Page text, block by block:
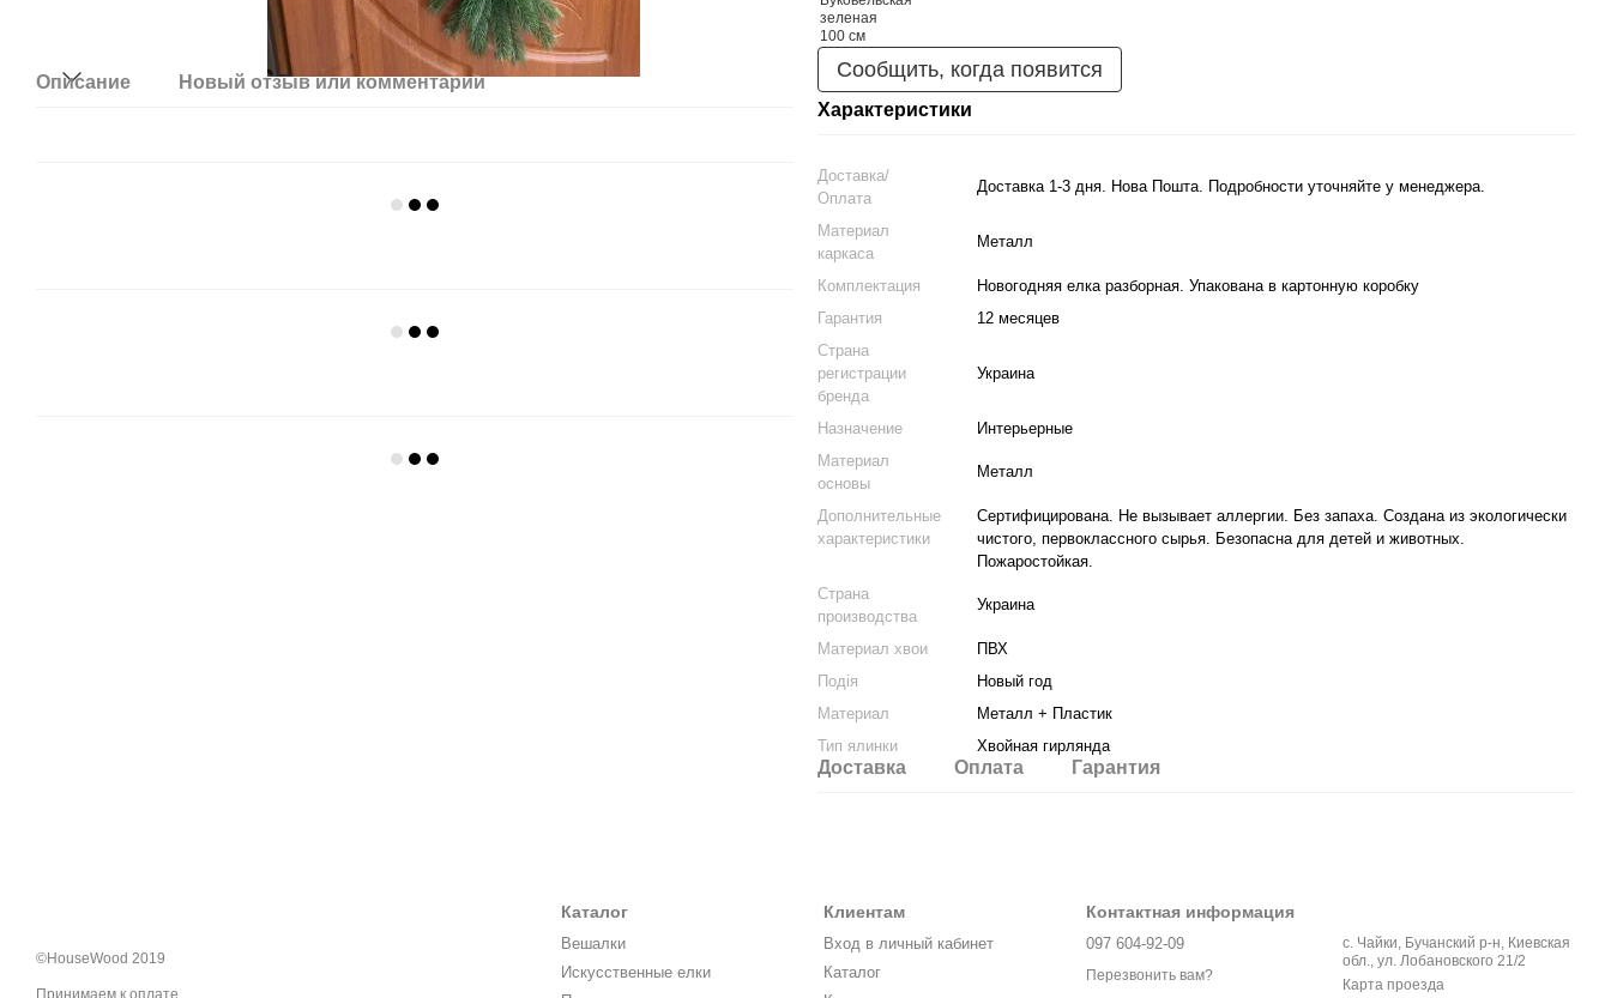
Описание Новый отзыв или комментарий
Сообщить, когда появится
Характеристики
Доставка/
Оплата
Доставка 1-3 дня. Нова Пошта. Подробности уточняйте у менеджера.
Материал
каркаса
Металл
Комплектация
Новогодняя елка разборная. Упакована в картонную коробку
Гарантия
12 месяцев
Страна
регистрации
бренда
Украина
Назначение
Интерьерные
Материал
основы
Металл
Дополнительные
характеристики
Сертифицирована. Не вызывает аллергии. Без запаха. Создана из экологически
чистого, первоклассного сырья. Безопасна для детей и животных.
Пожаростойкая.
Страна
производства
Украина
Материал хвои
ПВХ
Подія
Новый год
Материал
Металл + Пластик
Тип ялинки
Хвойная гирлянда
Доставка Оплата Гарантия
©HouseWood 2019
Принимаем к оплате
Каталог
Вешалки
Искусственные елки
Клиентам
Вход в личный кабинет
Каталог
Контактная информация
097 604-92-09
Перезвонить вам?
с. Чайки, Бучанский р-н, Киевская
обл., ул. Лобановского 21/2
Карта проезда